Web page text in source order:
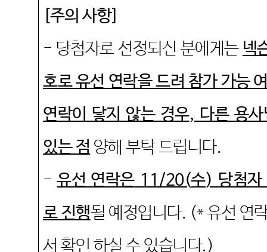
주의 사항]
- 당첨자로 선정되신 분에게는 넥
호로 유선 연락을 드려 참가 가능
연락이 닿지 않는 경우, 다른 용
있는 점 양해 부탁 드립니다.
-유선 연락은11/20(수) 당첨
로 진행될 예정입니다. (* 유선 연
서 확인 하실 수 있습니다.)